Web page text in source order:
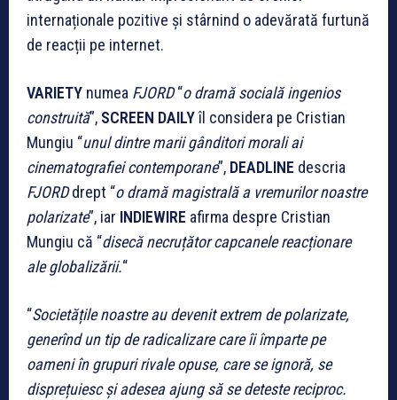
internaționale pozitive și stârnind o adevărată furtună
de reacții pe internet.
VARIETY numea FJORD“o dramă socială ingenios
construită”, SCREEN DAILYîl considera pe Cristian
Mungiu “unul dintre marii gânditori morali ai
cinematografiei contemporane”, DEADLINE descria
FJORDdrept “o dramă magistrală a vremurilor noastre
polarizate”, iar INDIEWIRE afirma despre Cristian
Mungiu că “disecă necruțător capcanele reacționare
ale globalizării.“
“Societățile noastre au devenit extrem de polarizate,
generînd un tip de radicalizare care îi împarte pe
oameni în grupuri rivale opuse, care se ignoră, se
disprețuiesc și adesea ajung să se deteste reciproc.